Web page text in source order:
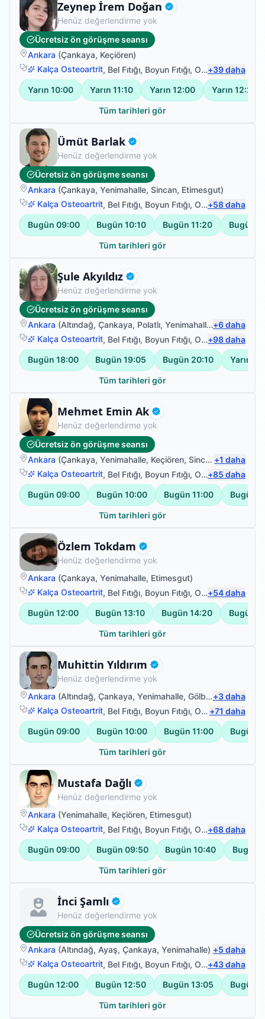
Zeynep İrem Doğan Doğrulanmış
Fizyoterapist
Henüz değerlendirme yok
Ücretsiz ön görüşme seansı
Ankara (Çankaya, Keçiören)
Kalça Osteoartrit, Bel Fıtığı, Boyun Fıtığı, Omuz Bağ Yaralanması +39daha
Yarın 10:00 Yarın 11:10 Yarın 12:00 Yarın 12:20
Tüm tarihleri gör
Ümüt Barlak Doğrulanmış
Fizyoterapist
Henüz değerlendirme yok
Ücretsiz ön görüşme seansı
Ankara (Çankaya, Yenimahalle, Sincan, Etimesgut)
Kalça Osteoartrit, Bel Fıtığı, Boyun Fıtığı, Omuz Bağ Yaralanması +58daha
Bugün 09:00 Bugün 10:10 Bugün 11:20 Bugün
Tüm tarihleri gör
Şule Akyıldız Doğrulanmış
Fizyoterapist
Henüz değerlendirme yok
Ücretsiz ön görüşme seansı
Ankara (Altındağ, Çankaya, Polatlı, Yenimahalle )+6daha
Kalça Osteoartrit, Bel Fıtığı, Boyun Fıtığı, Omuz Bağ Yaralanması +98daha
Bugün 18:00 Bugün 19:05 Bugün 20:10 Yarın
Tüm tarihleri gör
Mehmet Emin Ak Doğrulanmış
Fizyoterapist
Henüz değerlendirme yok
Ücretsiz ön görüşme seansı
Ankara (Çankaya, Yenimahalle, Keçiören, Sincan )
+1 daha
Kalça Osteoartrit, Bel Fıtığı, Boyun Fıtığı, Omuz Bağ Yaralanması +85 daha
Bugün 09:00 Bugün 10:00 Bugün 11:00 Bugün
Tüm tarihleri gör
Özlem Tokdam Doğrulanmış
Fizyoterapist
Henüz değerlendirme yok
Ankara (Çankaya, Yenimahalle, Etimesgut)
Kalça Osteoartrit, Bel Fıtığı, Boyun Fıtığı, Omuz Bağ Yaralanması +54daha
Bugün 12:00 Bugün 13:10 Bugün 14:20 Bugün
Tüm tarihleri gör
Muhittin Yıldırım Doğrulanmış
Fizyoterapist
Henüz değerlendirme yok
Ankara (Altındağ, Çankaya, Yenimahalle, Gölbaşı )
+3daha
Kalça Osteoartrit, Bel Fıtığı, Boyun Fıtığı, Omuz Bağ Yaralanması +71 daha
Bugün 09:00 Bugün 10:00 Bugün 11:00 Bugün
Tüm tarihleri gör
Mustafa Dağlı Doğrulanmış
Fizyoterapist
Henüz değerlendirme yok
Ankara (Yenimahalle, Keçiören, Etimesgut)
Kalça Osteoartrit, Bel Fıtığı, Boyun Fıtığı, Omuz Bağ Yaralanması +68daha
Bugün 09:00 Bugün 09:50 Bugün 10:40 Bugün
Tüm tarihleri gör
İnci Şamlı Doğrulanmış
Fizyoterapist
Henüz değerlendirme yok
Ücretsiz ön görüşme seansı
Ankara (Altındağ, Ayaş, Çankaya, Yenimahalle) +5 daha
Kalça Osteoartrit, Bel Fıtığı, Boyun Fıtığı, Omuz Bağ Yaralanması +43daha
Bugün 12:00 Bugün 12:50 Bugün 13:05 Bugün
Tüm tarihleri gör